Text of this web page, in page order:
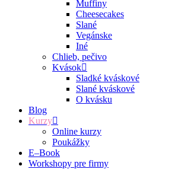
Muffiny
Cheesecakes
Slané
Vegánske
Iné
Chlieb, pečivo
Kvások
Sladké kváskové
Slané kváskové
O kvásku
Blog
Kurzy
Online kurzy
Poukážky
E–Book
Workshopy pre firmy